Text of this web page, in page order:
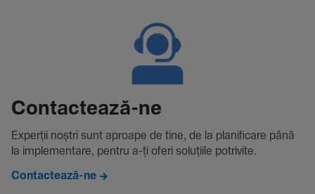
Contac­tează-ne
Experții noștri sunt aproape de tine, de la plani­fi­care până
la imple­men­tare, pentru a-ți oferi solu­țiile potri­vite.
Contactează-ne